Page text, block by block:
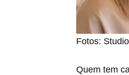
Fotos:
Quem tem